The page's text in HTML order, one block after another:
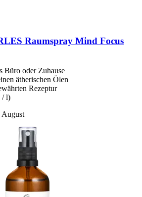
Raumspray Mind Focus
Büro oder Zuhause
ätherischen Ölen
Rezeptur
/ l)
August